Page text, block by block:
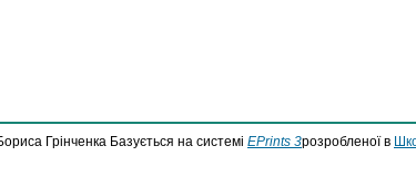
Грінченка Базується на системі EPrints 3розробленої в